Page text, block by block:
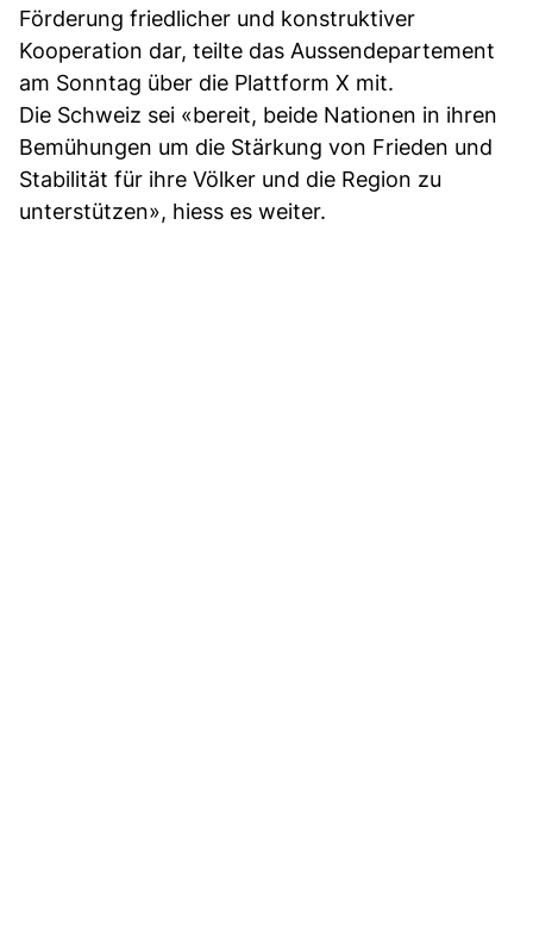
Förderung friedlicher und konstruktiver
Kooperation dar, teilte das Aussendepartement
am Sonntag über die Plattform X mit.
Die Schweiz sei «bereit, beide Nationen in ihren
Bemühungen um die Stärkung von Frieden und
Stabilität für ihre Völker und die Region zu
unterstützen», hiess es weiter.